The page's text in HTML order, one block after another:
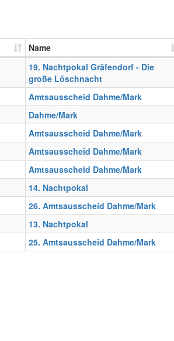
Name
19. Nachtpokal Gräfendorf - Die
große Löschnacht
Amtsausscheid Dahme/Mark
Dahme/Mark
Amtsausscheid Dahme/Mark
Amtsausscheid Dahme/Mark
Amtsausscheid Dahme/Mark
14. Nachtpokal
26. Amtsausscheid Dahme/Mark
13. Nachtpokal
25. Amtsausscheid Dahme/Mark